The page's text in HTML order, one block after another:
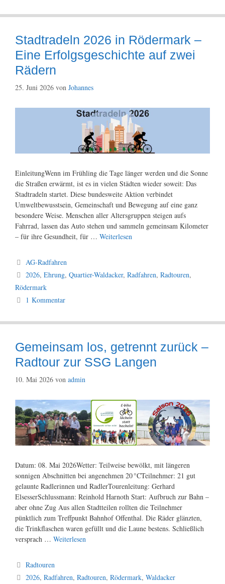
Stadtradeln 2026 in Rödermark –
Eine Erfolgsgeschichte auf zwei
Rädern
25. Juni 2026 von Johannes
EinleitungWenn im Frühling die Tage länger werden und die Sonne
die Straßen erwärmt, ist es in vielen Städten wieder soweit: Das
Stadtradeln startet. Diese bundesweite Aktion verbindet
Umweltbewusstsein, Gemeinschaft und Bewegung auf eine ganz
besondere Weise. Menschen aller Altersgruppen steigen aufs
Fahrrad, lassen das Auto stehen und sammeln gemeinsam Kilometer
– für ihre Gesundheit, für … Weiterlesen
Kategorien
AG-Radfahren
Schlagwörter
2026,Ehrung,Quartier-Waldacker,Radfahren,Radtouren,
Rödermark
1 Kommentar
Gemeinsam los, getrennt zurück –
Radtour zur SSG Langen
10. Mai 2026 von admin
Datum: 08. Mai 2026Wetter: Teilweise bewölkt, mit längeren
sonnigen Abschnitten bei angenehmen 20 °CTeilnehmer: 21 gut
gelaunte Radlerinnen und RadlerTourenleitung: Gerhard
ElsesserSchlussmann: Reinhold Harnoth Start: Aufbruch zur Bahn –
aber ohne Zug Aus allen Stadtteilen rollten die Teilnehmer
pünktlich zum Treffpunkt Bahnhof Offenthal. Die Räder glänzten,
die Trinkflaschen waren gefüllt und die Laune bestens. Schließlich
versprach … Weiterlesen
Kategorien
Radtouren
Schlagwörter
2026,Radfahren,Radtouren,Rödermark,Waldacker